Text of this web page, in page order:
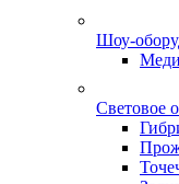
Шоу-
Световое